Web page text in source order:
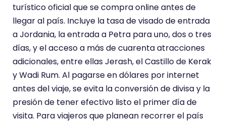
turístico oficial que se compra online antes de
llegar al país. Incluye la tasa de visado de entrada
a Jordania, la entrada a Petra para uno, dos o tres
días, y el acceso a más de cuarenta atracciones
adicionales, entre ellas Jerash, el Castillo de Kerak
y Wadi Rum. Al pagarse en dólares por internet
antes del viaje, se evita la conversión de divisa y la
presión de tener efectivo listo el primer día de
visita. Para viajeros que planean recorrer el país